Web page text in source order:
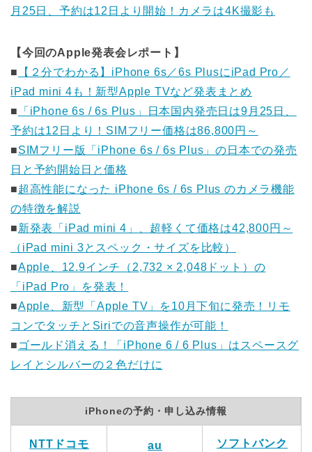
月25日、予約は12日より開始！カメラは4K撮影も
【今回のApple発表会レポート】
■
【２分でわかる】iPhone 6s／6s PlusにiPad Pro／
iPad mini 4も！新型Apple TVなど発表まとめ
■
「iPhone 6s / 6s Plus」日本国内発売日は9月25日、
予約は12日より！SIMフリー価格は86,800円～
■SIMフリー版「iPhone 6s / 6s Plus」の日本での発売
日と予約開始日と価格
■超高性能になった iPhone 6s / 6s Plus のカメラ機能
の特徴を解説
■新発表「iPad mini 4」、超軽くて価格は42,800円～
（iPad mini 3とスペック・サイズを比較）
■Apple、12.9インチ（2,732 × 2,048ドット）の
「iPad Pro」を発表！
■Apple、新型「Apple TV」を10月下旬に発売！リモ
コンでタッチとSiriでの音声操作が可能！
■ ゴールド消える！「iPhone 6 / 6 Plus」はスペースグ
レイとシルバーの２色だけに
iPhoneの予約・申し込み情報
NTTドコモ au ソフトバンク